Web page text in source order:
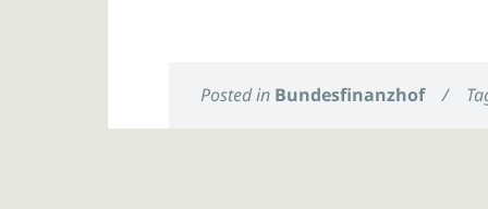
Posted in Bundesfinanzhof /